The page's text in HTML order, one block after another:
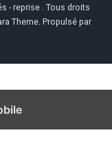
- reprise . Tous droits
Theme . Propulsé par